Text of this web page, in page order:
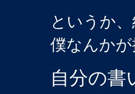
というか
僕なんか
自分の書